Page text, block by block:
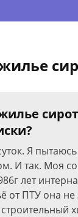
Я
И так. Моя
лет
от ПTУ она